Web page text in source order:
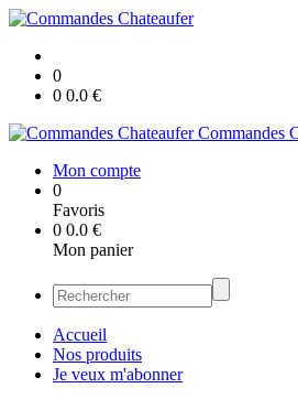
0
0 0.0 €
Commandes
Mon compte
0
Favoris
0 0.0 €
Mon panier
Accueil
Nos produits
Je veux m'abonner